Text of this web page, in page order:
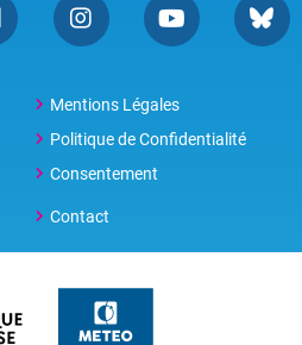
Mentions Légales
Politique de Confidentialité
Consentement
Contact